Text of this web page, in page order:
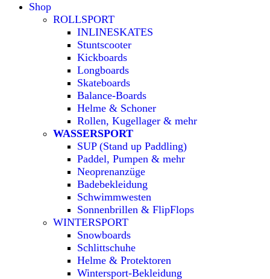
Shop
ROLLSPORT
INLINESKATES
Stuntscooter
Kickboards
Longboards
Skateboards
Balance-Boards
Helme & Schoner
Rollen, Kugellager & mehr
WASSERSPORT
SUP (Stand up Paddling)
Paddel, Pumpen & mehr
Neoprenanzüge
Badebekleidung
Schwimmwesten
Sonnenbrillen & FlipFlops
WINTERSPORT
Snowboards
Schlittschuhe
Helme & Protektoren
Wintersport-Bekleidung